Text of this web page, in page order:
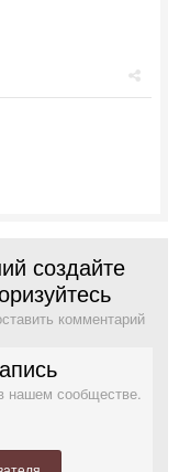
создайте
комментарий
нашем сообществе.